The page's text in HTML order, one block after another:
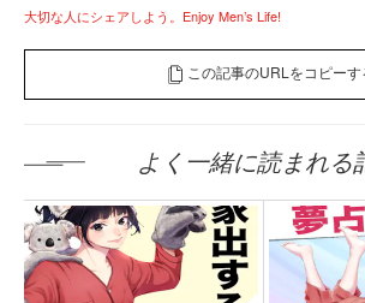
大切な人にシェアしよう。Enjoy Men’s Life!
この記事のURLをコピーす
よく一緒に読まれる